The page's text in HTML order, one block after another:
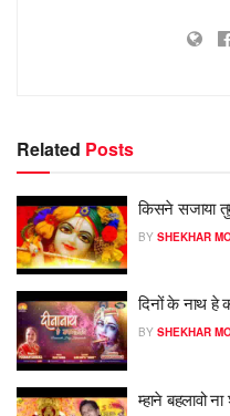
Related Posts
किसने सजाया
BY SHEKHAR
दिनों के नाथ हे
BY SHEKHAR
म्हाने बहलावो